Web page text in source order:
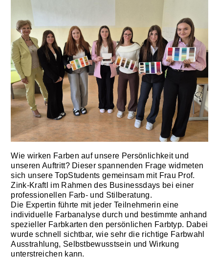
Wie wirken Farben auf unsere Persönlichkeit und
unseren Auftritt? Dieser spannenden Frage widmeten
sich unsere TopStudents gemeinsam mit Frau Prof.
Zink-Kraftl im Rahmen des Businessdays bei einer
professionellen Farb- und Stilberatung.
Die Expertin führte mit jeder Teilnehmerin eine
individuelle Farbanalyse durch und bestimmte anhand
spezieller Farbkarten den persönlichen Farbtyp. Dabei
wurde schnell sichtbar, wie sehr die richtige Farbwahl
Ausstrahlung, Selbstbewusstsein und Wirkung
unterstreichen kann.